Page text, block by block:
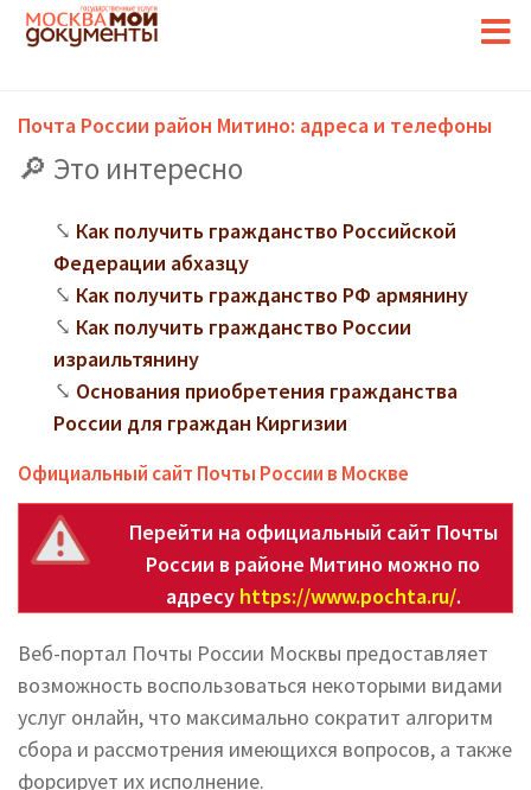
Почта России район Митино: адреса и телефоны
Это интересно
Как получить гражданство Российской
Федерации абхазцу
Как получить гражданство РФ армянину
Как получить гражданство России
израильтянину
Основания приобретения гражданства
России для граждан Киргизии
Официальный сайт Почты России в Москве
Перейти на официальный сайт Почты
России в районе Митино можно по
адресу https://www.pochta.ru/.
Веб-портал Почты России Москвы предоставляет
возможность воспользоваться некоторыми видами
услуг онлайн, что максимально сократит алгоритм
сбора и рассмотрения имеющихся вопросов, а также
форсирует их исполнение.